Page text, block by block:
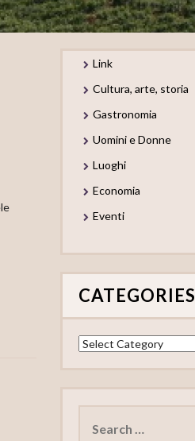
Link
Cultura, arte, storia
Gastronomia
Uomini e Donne
Luoghi
Economia
Eventi
CATEGORIES
Categories